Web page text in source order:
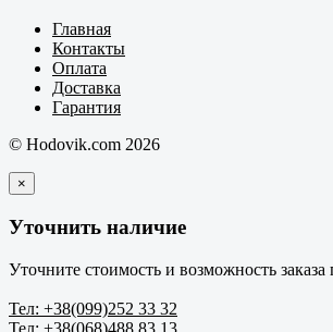
Главная
Контакты
Оплата
Доставка
Гарантия
© Hodovik.com 2026
×
Уточнить наличие
Уточните стоимость и возможность заказа
Тел: +38(099)252 33 32
Тел: +38(068)488 83 13